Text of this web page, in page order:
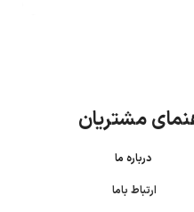
مشتریان
ما
ارتباط باما